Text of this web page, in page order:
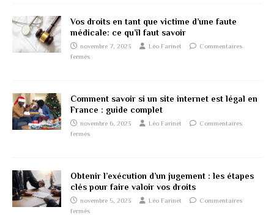
Vos droits en tant que victime d’une faute
médicale: ce qu’il faut savoir
novembre 7, 2023 Léo Farinet
Commentaires
fermés
Comment savoir si un site internet est légal en
France : guide complet
novembre 6, 2023 Léo Farinet
Commentaires
fermés
Obtenir l’exécution d’un jugement : les étapes
clés pour faire valoir vos droits
novembre 5, 2023 Léo Farinet
Commentaires
fermés